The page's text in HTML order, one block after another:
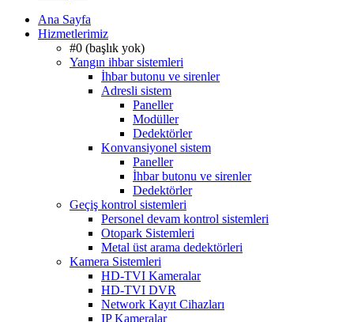
Ana Sayfa
Hizmetlerimiz
#0 (başlık yok)
Yangın ihbar sistemleri
İhbar butonu ve sirenler
Adresli sistem
Paneller
Modüller
Dedektörler
Konvansiyonel sistem
Paneller
İhbar butonu ve sirenler
Dedektörler
Geçiş kontrol sistemleri
Personel devam kontrol sistemleri
Otopark Sistemleri
Metal üst arama dedektörleri
Kamera Sistemleri
HD-TVI Kameralar
HD-TVI DVR
Network Kayıt Cihazları
IP Kameralar